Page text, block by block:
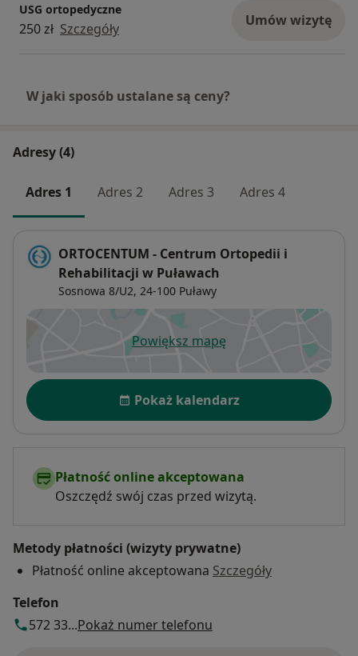
USG ortopedyczne
250 zł Szczegóły Umów wizytę
W jaki sposób ustalane są ceny?
Adresy (4)
Adres 1 Adres 2 Adres 3 Adres 4
ORTOCENTUM - Centrum Ortopedii i
Rehabilitacji w Puławach
Sosnowa 8/U2, 24-100 Puławy
Powiększ mapęotwiera się w nowej karcie
Dostępność
Pokaż kalendarz
Płatność online akceptowana
Oszczędź swój czas przed wizytą.
Metody płatności (wizyty prywatne)
Płatność online akceptowana Szczegóły
Telefon
572 33...Pokaż numer telefonu